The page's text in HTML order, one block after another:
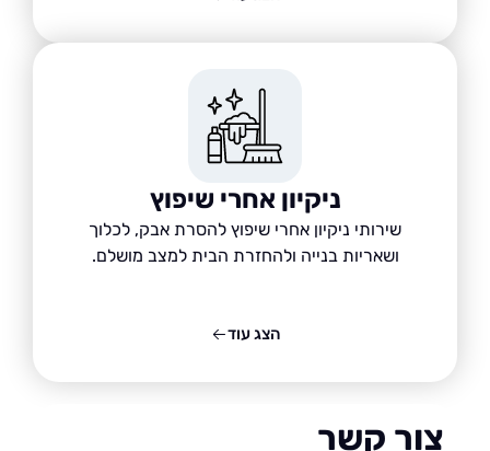
ניקיון אחרי שיפוץ
שירותי ניקיון אחרי שיפוץ להסרת אבק, לכלוך
ושאריות בנייה ולהחזרת הבית למצב מושלם.
קשר